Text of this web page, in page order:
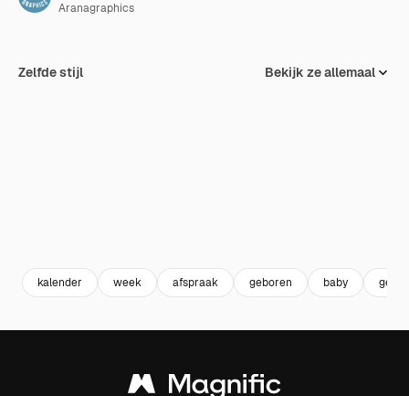
Aranagraphics
Zelfde stijl Bekijk ze allemaal
kalender week afspraak geboren baby